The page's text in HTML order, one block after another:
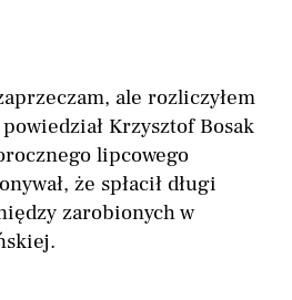
ale rozliczyłem
Krzysztof Bosak
lipcowego
że spłacił długi
zarobionych w